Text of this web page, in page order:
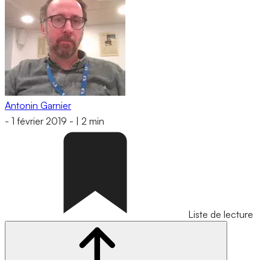
Antonin Garnier
- 1 février 2019 - 2 min
Liste de lecture